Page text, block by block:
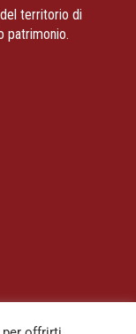
territorio di
patrimonio.